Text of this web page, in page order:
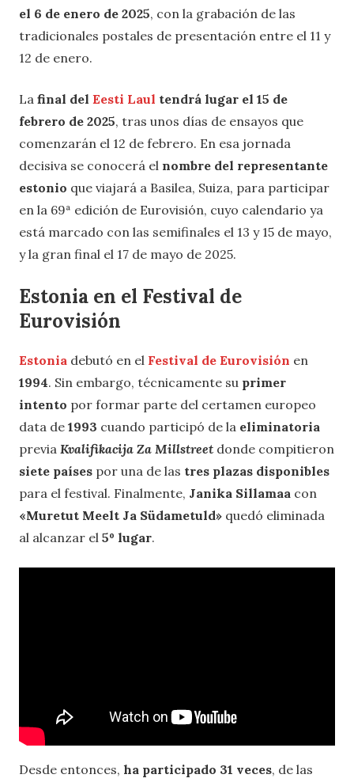
el 6 de enero de 2025, con la grabación de las
tradicionales postales de presentación entre el 11 y
12 de enero.
La final del Eesti Laul tendrá lugar el 15 de
febrero de 2025, tras unos días de ensayos que
comenzarán el 12 de febrero. En esa jornada
decisiva se conocerá el nombre del representante
estonio que viajará a Basilea, Suiza, para participar
en la 69ª edición de Eurovisión, cuyo calendario ya
está marcado con las semifinales el 13 y 15 de mayo,
y la gran final el 17 de mayo de 2025.
Estonia en el Festival de
Eurovisión
Estonia debutó en el Festival de Eurovisión en
1994. Sin embargo, técnicamente su primer
intento por formar parte del certamen europeo
data de 1993 cuando participó de la eliminatoria
previa Kvalifikacija Za Millstreet donde compitieron
siete países por una de las tres plazas disponibles
para el festival. Finalmente, Janika Sillamaa con
«Muretut Meelt Ja Südametuld» quedó eliminada
al alcanzar el 5º lugar.
Desde entonces, ha participado 31 veces, de las